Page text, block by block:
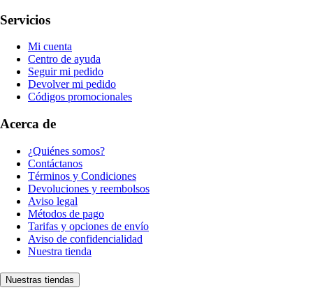
Servicios
Mi cuenta
Centro de ayuda
Seguir mi pedido
Devolver mi pedido
Códigos promocionales
Acerca de
¿Quiénes somos?
Contáctanos
Términos y Condiciones
Devoluciones y reembolsos
Aviso legal
Métodos de pago
Tarifas y opciones de envío
Aviso de confidencialidad
Nuestra tienda
Nuestras tiendas